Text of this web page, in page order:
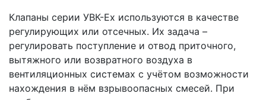
Клапаны серии УВК-Ех используются в качестве
регулирующих или отсечных. Их задача –
регулировать поступление и отвод приточного,
вытяжного или возвратного воздуха в
вентиляционных системах с учётом возможности
нахождения в нём взрывоопасных смесей. При